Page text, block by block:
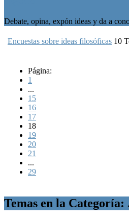
Debate, opina, expón ideas y da a
Encuestas sobre ideas filosóficas 10
Página:
1
...
15
16
17
18
19
20
21
...
29
Temas en la Categoría: